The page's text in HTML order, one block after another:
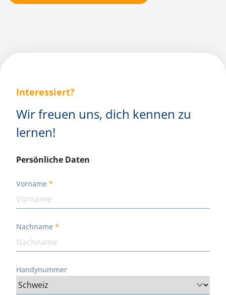
Interessiert?
Wir freuen uns, dich kennen zu
lernen!
Persönliche Daten
Vorname
Nachname
Handynummer